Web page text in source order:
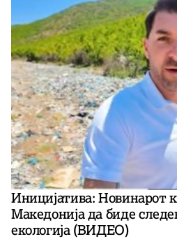
Иницијатива: Новинарот
Македонија да биде
екологија (ВИДЕО)